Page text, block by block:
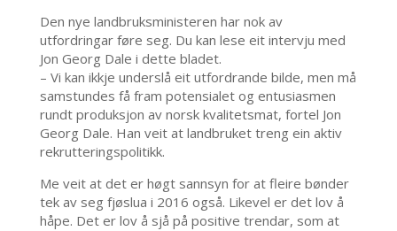
Den nye landbruksministeren har nok av
utfordringar føre seg. Du kan lese eit intervju med
Jon Georg Dale i dette bladet.
– Vi kan ikkje underslå eit utfordrande bilde, men må
samstundes få fram potensialet og entusiasmen
rundt produksjon av norsk kvalitetsmat, fortel Jon
Georg Dale. Han veit at landbruket treng ein aktiv
rekrutteringspolitikk.
Me veit at det er høgt sannsyn for at fleire bønder
tek av seg fjøslua i 2016 også. Likevel er det lov å
håpe. Det er lov å sjå på positive trendar, som at